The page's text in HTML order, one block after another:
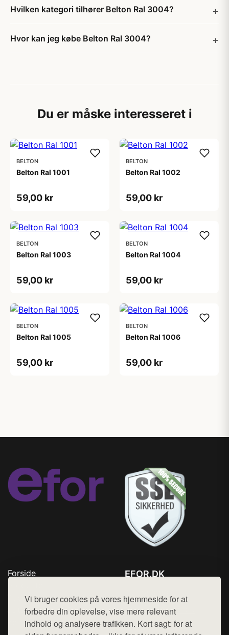
Vi bruger cookies på vores hjemmeside for at
forbedre din oplevelse, vise mere relevant
indhold og analysere trafikken. Kort sagt: for at
Hvilken kategori tilhører Belton Ral 3004?
Hvor kan jeg købe Belton Ral 3004?
Du er måske interesseret i
BELTON
Belton Ral 1001
59,00 kr
BELTON
Belton Ral 1002
59,00 kr
BELTON
Belton Ral 1003
59,00 kr
BELTON
Belton Ral 1004
59,00 kr
BELTON
Belton Ral 1005
59,00 kr
BELTON
Belton Ral 1006
59,00 kr
Forside
Top Rabatter
Jotun maling
Kontakt
EFOR.DK
Mail: hej@want.dk
Cookie- og privatlivspolitik